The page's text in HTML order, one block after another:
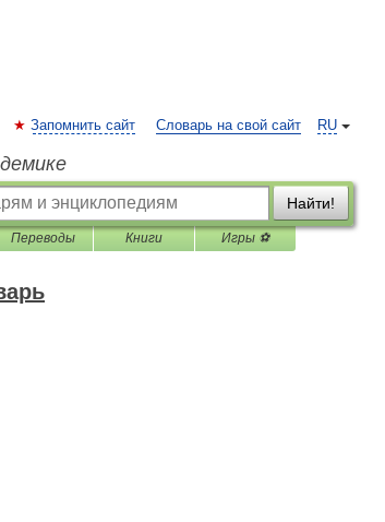
RU
Запомнить сайт Словарь на свой сайт
Найти!
Переводы Книги Игры ⚽